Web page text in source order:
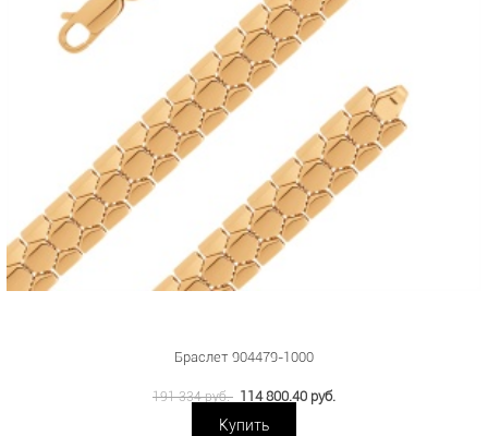
Браслет 904479-1000
191 334 руб. 114 800.40 руб.
Купить